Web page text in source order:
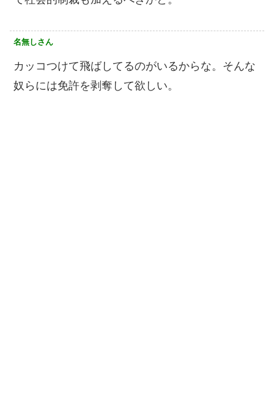
名無しさん
カッコつけて飛ばしてるのがいるからな。そんな
奴らには免許を剥奪して欲しい。